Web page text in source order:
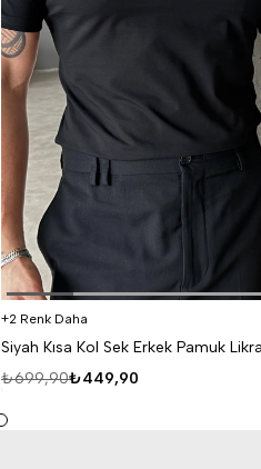
2 Renk Daha
₺449,90
₺699,90